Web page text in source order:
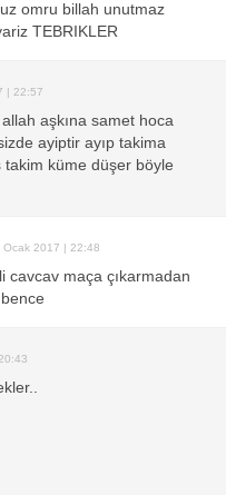
omru billah unutmaz
TEBRIKLER
| 22:57
aşkına samet hoca
ayiptir ayıp takima
küme düşer böyle
Ocak 2017 | 22:48
cavcav maça çıkarmadan